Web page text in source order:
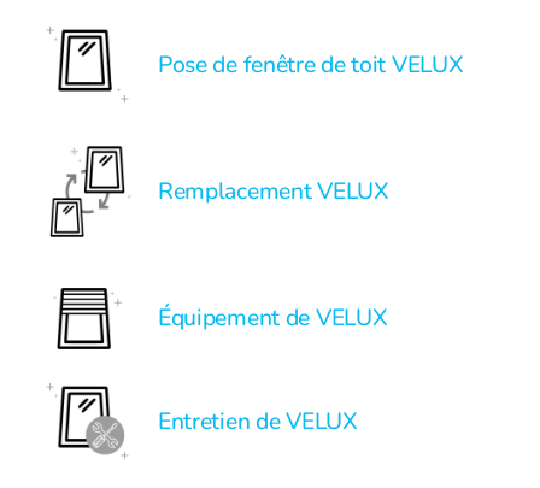
Pose de fenêtre de toit VELUX
Remplacement VELUX
Équipement de VELUX
Entretien de VELUX